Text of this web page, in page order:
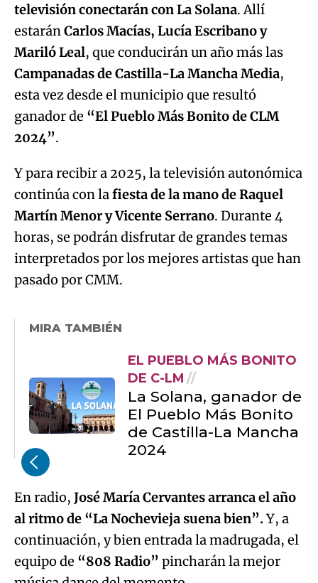
televisión conectarán con La Solana. Allí
estaránCarlos Macías, Lucía Escribano y
Mariló Leal, que conducirán un año más las
Campanadas de Castilla-La Mancha Media,
esta vez desde el municipio que resultó
ganador de “El Pueblo Más Bonito de CLM
2024”.
Y para recibir a 2025, la televisión autonómica
continúa con lafiesta de la mano de Raquel
Martín Menor y Vicente Serrano. Durante 4
horas, se podrán disfrutar de grandes temas
interpretados por los mejores artistas que han
pasado por CMM.
MIRA TAMBIÉN
EL PUEBLO MÁS BONITO
DE C-LM
La Solana, ganador de
El Pueblo Más Bonito
de Castilla-La Mancha
2024
En radio, José María Cervantes arranca el año
al ritmo de “La Nochevieja suena bien”.Y, a
continuación, y bien entrada la madrugada, el
equipo de “808 Radio” pincharán la mejor